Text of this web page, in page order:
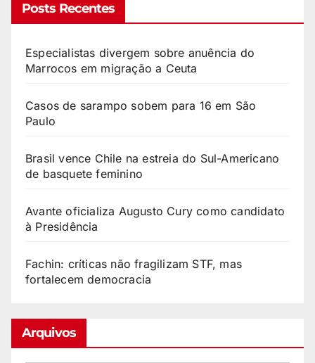
Posts Recentes
Especialistas divergem sobre anuência do
Marrocos em migração a Ceuta
Casos de sarampo sobem para 16 em São
Paulo
Brasil vence Chile na estreia do Sul-Americano
de basquete feminino
Avante oficializa Augusto Cury como candidato
à Presidência
Fachin: críticas não fragilizam STF, mas
fortalecem democracia
Arquivos